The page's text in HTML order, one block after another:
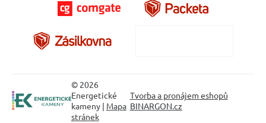
© 2026
Energetické
kameny | Mapa
stránek
Tvorba a pronájem eshopů
BINARGON.cz